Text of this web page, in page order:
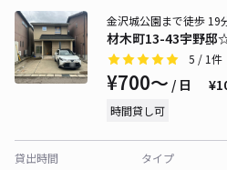
材木町13-43宇野
金沢城公園まで徒歩 19
5 / 1件
¥700〜 / 日
時間貸し可
貸出時間
タイプ